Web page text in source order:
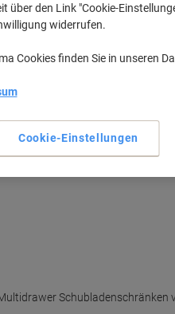
Schubladenschränken
über den Link "Cookie-
widerrufen.
Cookies finden Sie in unseren
Cookie-Einstellungen